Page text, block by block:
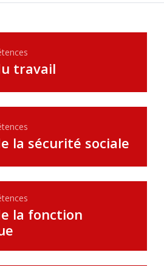
travail
la sécurité sociale
la fonction